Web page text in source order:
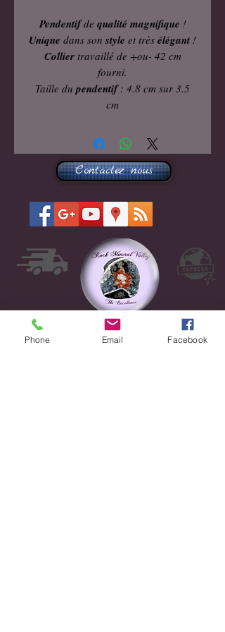
Pendentifde qualité magnifique !
Unique dans son style et très élégant !
Collier travaillé de +ou- 42 cm
fourni.
Taille du pendentif: 4.8 cm sur 3.5
cm
Contactez nous
Phone Email Facebook